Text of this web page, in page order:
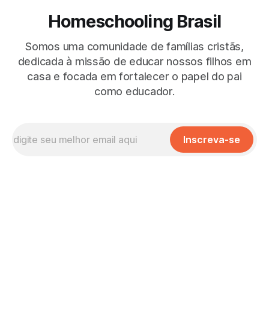
Homeschooling Brasil
Somos uma comunidade de famílias cristãs,
dedicada à missão de educar nossos filhos em
casa e focada em fortalecer o papel do pai
como educador.
Inscreva-se